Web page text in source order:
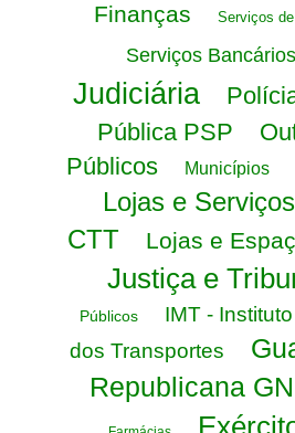
Finanças
Serviços
Serviços Bancários
Judiciária
Pública PSP
Públicos
Municípios
Lojas e
CTT
Lojas e
Justiça e
Públicos
IMT -
dos Transportes
Republicana